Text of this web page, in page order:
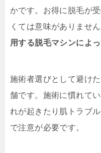
かです。お得に脱毛が
くては意味がありませ
用する脱毛マシンによ
施術者選びとして避け
舗です。施術に慣れて
れが起きたり肌トラブ
で注意が必要です。